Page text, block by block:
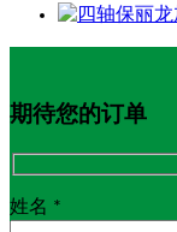
期待您的订单
姓名 *